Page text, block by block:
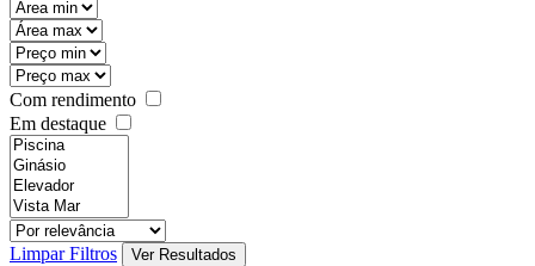
Com rendimento
Em destaque
Limpar Filtros Ver Resultados